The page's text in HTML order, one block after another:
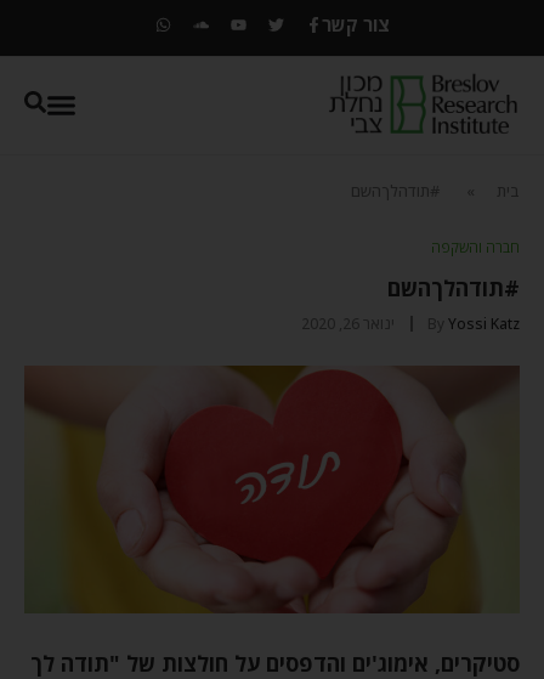
צור קשר
בית #תודהלךהשם
חברה והשקפה
#תודהלךהשם
By Yossi Katz ינואר 26, 2020
סטיקרים, אימוג'ים והדפסים על חולצות של "תודה לך